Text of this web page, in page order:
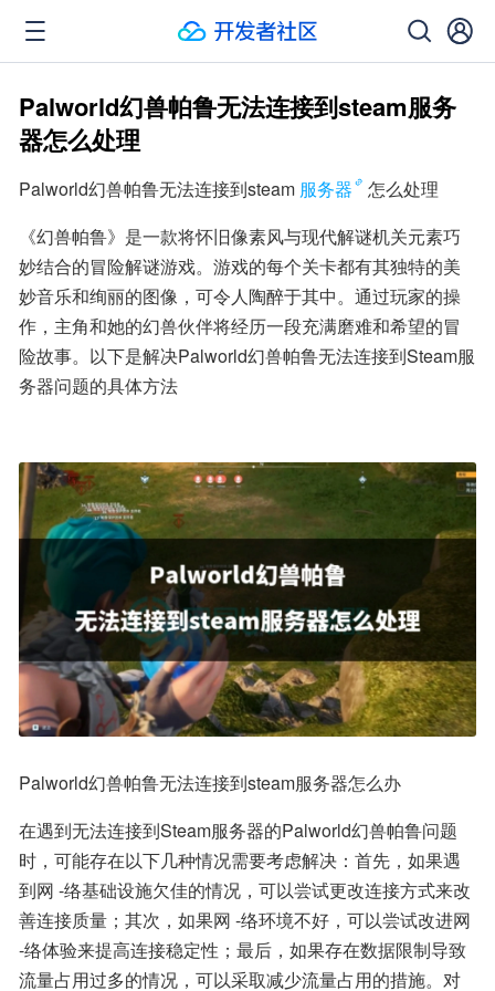
Palworld幻兽帕鲁无法连接到steam服务
器怎么处理
Palworld幻兽帕鲁无法连接到steam 服务器
怎么处理
《幻兽帕鲁》是一款将怀旧像素风与现代解谜机关元素巧
妙结合的冒险解谜游戏。游戏的每个关卡都有其独特的美
妙音乐和绚丽的图像，可令人陶醉于其中。通过玩家的操
作，主角和她的幻兽伙伴将经历一段充满磨难和希望的冒
险故事。以下是解决Palworld幻兽帕鲁无法连接到Steam服
务器问题的具体方法
Palworld幻兽帕鲁无法连接到steam服务器怎么办
在遇到无法连接到Steam服务器的Palworld幻兽帕鲁问题
时，可能存在以下几种情况需要考虑解决：首先，如果遇
到网 -络基础设施欠佳的情况，可以尝试更改连接方式来改
善连接质量；其次，如果网 -络环境不好，可以尝试改进网
-络体验来提高连接稳定性；最后，如果存在数据限制导致
流量占用过多的情况，可以采取减少流量占用的措施。对